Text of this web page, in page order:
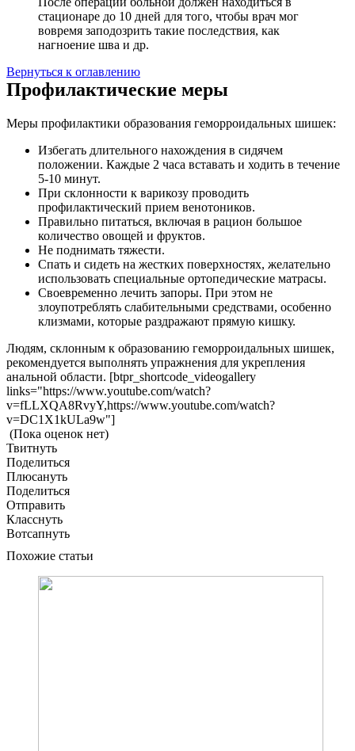
стационаре до 10 дней для того, чтобы врач мог
вовремя заподозрить такие последствия, как
нагноение шва и др.
Вернуться к оглавлению
Профилактические меры
Меры профилактики образования геморроидальных шишек:
Избегать длительного нахождения в сидячем
положении. Каждые 2 часа вставать и ходить в течение
5-10 минут.
При склонности к варикозу проводить
профилактический прием венотоников.
Правильно питаться, включая в рацион большое
количество овощей и фруктов.
Не поднимать тяжести.
Спать и сидеть на жестких поверхностях, желательно
использовать специальные ортопедические матрасы.
Своевременно лечить запоры. При этом не
злоупотреблять слабительными средствами, особенно
клизмами, которые раздражают прямую кишку.
Людям, склонным к образованию геморроидальных шишек,
рекомендуется выполнять упражнения для укрепления
анальной области. [btpr_shortcode_videogallery
links="https://www.youtube.com/watch?
v=fLLXQA8RvyY,https://www.youtube.com/watch?
v=DC1X1kULa9w"]
(Пока оценок нет)
Твитнуть
Поделиться
Плюсануть
Поделиться
Отправить
Класснуть
Вотсапнуть
Похожие статьи